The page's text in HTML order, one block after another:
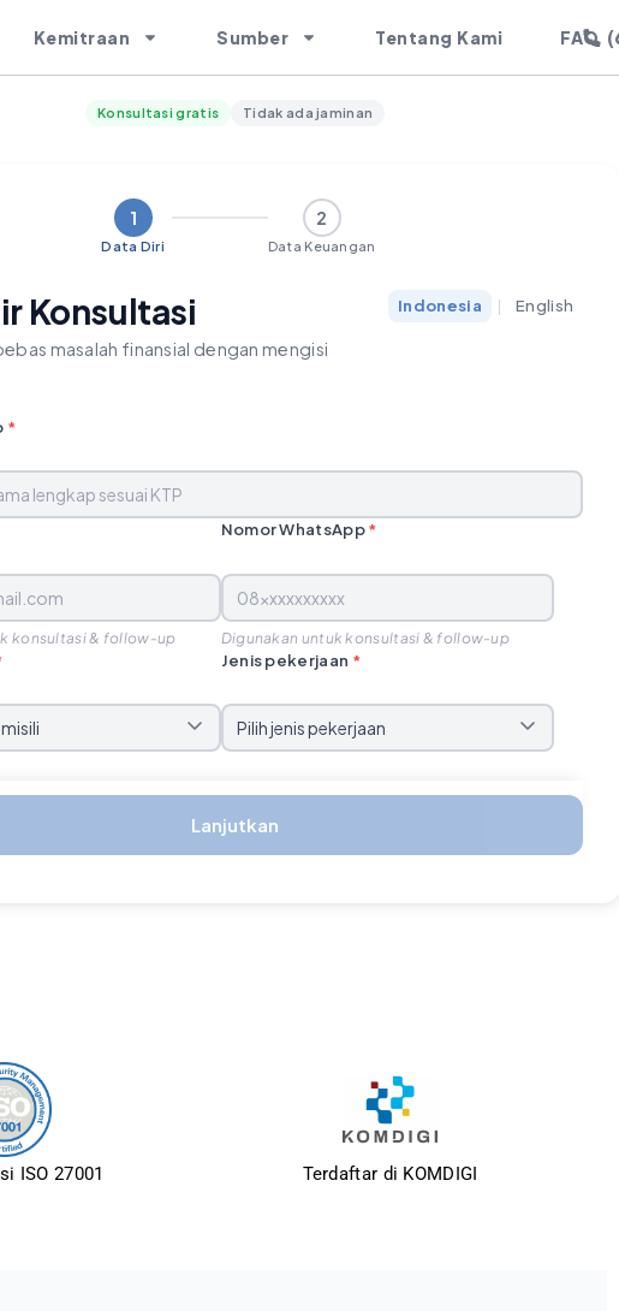
Kemitraan Sumber Tentang Kami FAQ
Konsultasi gratis Tidak ada jaminan
1
Data Diri
2
Data Keuangan
Konsultasi
masalah finansial dengan mengisi
Indonesia | English
*
konsultasi & follow-up
Nomor WhatsApp*
Digunakan untuk konsultasi & follow-up
Jenis pekerjaan *
Lanjutkan
ISO 27001 Terdaftar di KOMDIGI